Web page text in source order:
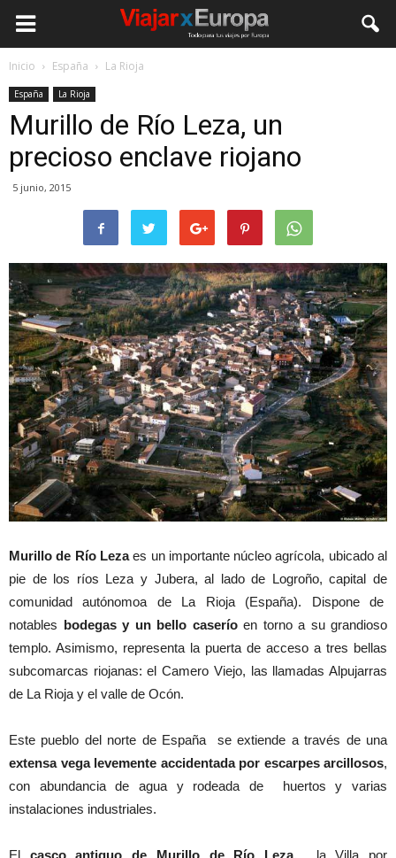
Viajar
por
Europa
Inicio España La Rioja
España La Rioja
Murillo de Río Leza, un
precioso enclave riojano
5 junio, 2015
Murillo de Río Lezaes un importante núcleo agrícola, ubicado al
pie de los ríos Leza y Jubera, al lado de Logroño, capital de
comunidad autónomoa de La Rioja (España). Dispone de
notables
bodegas y un bello caseríoen torno a su grandioso
templo. Asimismo, representa la puerta de acceso a tres bellas
subcomarcas riojanas: el Camero Viejo, las llamadas Alpujarras
de La Rioja y el valle de Ocón.
Este pueblo del norte de España se extiende a través de una
extensa vega levemente accidentada por escarpes arcillosos,
con abundancia de agua y rodeada de huertos y varias
instalaciones industriales.